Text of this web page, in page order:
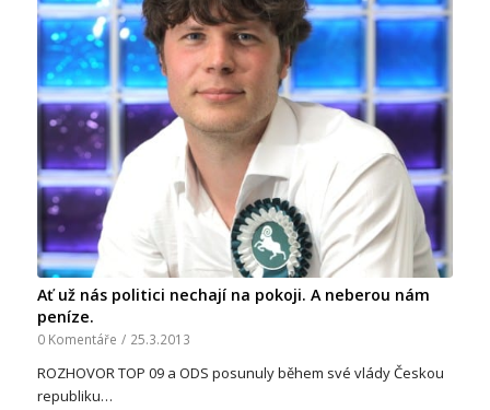
Ať už nás politici nechají na pokoji. A neberou nám
peníze.
0 Komentáře / 25.3.2013
ROZHOVOR TOP 09 a ODS posunuly během své vlády Českou
republiku…